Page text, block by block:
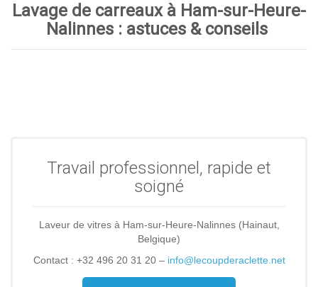
Lavage de carreaux à Ham-sur-Heure-
Nalinnes : astuces & conseils
Travail professionnel, rapide et
soigné
Laveur de vitres à Ham-sur-Heure-Nalinnes (Hainaut,
Belgique)
Contact : +32 496 20 31 20 – info@lecoupderaclette.net